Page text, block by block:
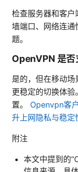
检查服务器和客户
墙端口、网络连通
题。
OpenVPN 是否
是的，但在移动
更稳定的切换体
置。 Openvpn客
升上网隐私与稳定
附注
本文中提到的